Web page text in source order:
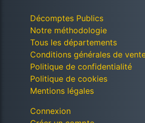
Décomptes Publics
Notre méthodologie
Tous les départements
Conditions générales de
Politique de confidentialité
Politique de cookies
Mentions légales
Connexion